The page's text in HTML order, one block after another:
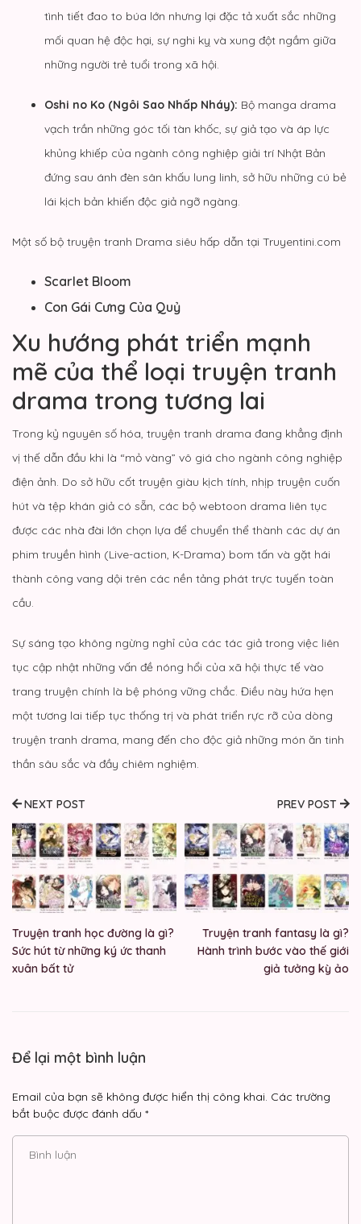
tình tiết đao to búa lớn nhưng lại đặc tả xuất sắc những
mối quan hệ độc hại, sự nghi kỵ và xung đột ngầm giữa
những người trẻ tuổi trong xã hội.
Oshi no Ko (Ngôi Sao Nhấp Nháy): Bộ manga drama
vạch trần những góc tối tàn khốc, sự giả tạo và áp lực
khủng khiếp của ngành công nghiệp giải trí Nhật Bản
đứng sau ánh đèn sân khấu lung linh, sở hữu những cú bẻ
lái kịch bản khiến độc giả ngỡ ngàng.
Một số bộ truyện tranh Drama siêu hấp dẫn tại Truyentini.com
Scarlet Bloom
Con Gái Cưng Của Quỷ
Xu hướng phát triển mạnh
mẽ của thể loại truyện tranh
drama trong tương lai
Trong kỷ nguyên số hóa, truyện tranh drama đang khẳng định
vị thế dẫn đầu khi là “mỏ vàng” vô giá cho ngành công nghiệp
điện ảnh. Do sở hữu cốt truyện giàu kịch tính, nhịp truyện cuốn
hút và tệp khán giả có sẵn, các bộ webtoon drama liên tục
được các nhà đài lớn chọn lựa để chuyển thể thành các dự án
phim truyền hình (Live-action, K-Drama) bom tấn và gặt hái
thành công vang dội trên các nền tảng phát trực tuyến toàn
cầu.
Sự sáng tạo không ngừng nghỉ của các tác giả trong việc liên
tục cập nhật những vấn đề nóng hổi của xã hội thực tế vào
trang truyện chính là bệ phóng vững chắc. Điều này hứa hẹn
một tương lai tiếp tục thống trị và phát triển rực rỡ của dòng
truyện tranh drama, mang đến cho độc giả những món ăn tinh
thần sâu sắc và đầy chiêm nghiệm.
NEXT POST
Truyện tranh học đường là gì?
Sức hút từ những ký ức thanh
xuân bất tử
PREV POST
Truyện tranh fantasy là gì?
Hành trình bước vào thế giới
giả tưởng kỳ ảo
Để lại một bình luận
Email của bạn sẽ không được hiển thị công khai. Các trường
bắt buộc được đánh dấu *